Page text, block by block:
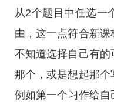
从2个题目中任选一
由，这一点符合新课
不知道选择自己有
那个，或是想起那个
例如第一个习作给